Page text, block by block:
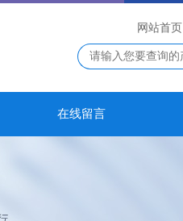
网站首页
在线留言